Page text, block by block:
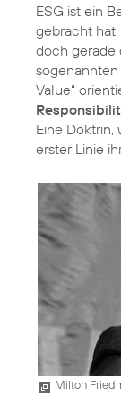
ESG ist ein
gebracht
doch gerade
Value“
Eine
erster Linie
Milton